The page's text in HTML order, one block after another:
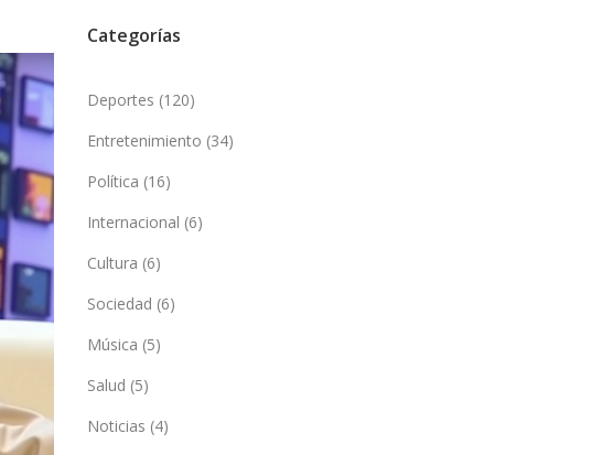
Categorías
Deportes (120)
Entretenimiento (34)
Política (16)
Internacional (6)
Cultura (6)
Sociedad (6)
Música (5)
Salud (5)
Noticias (4)